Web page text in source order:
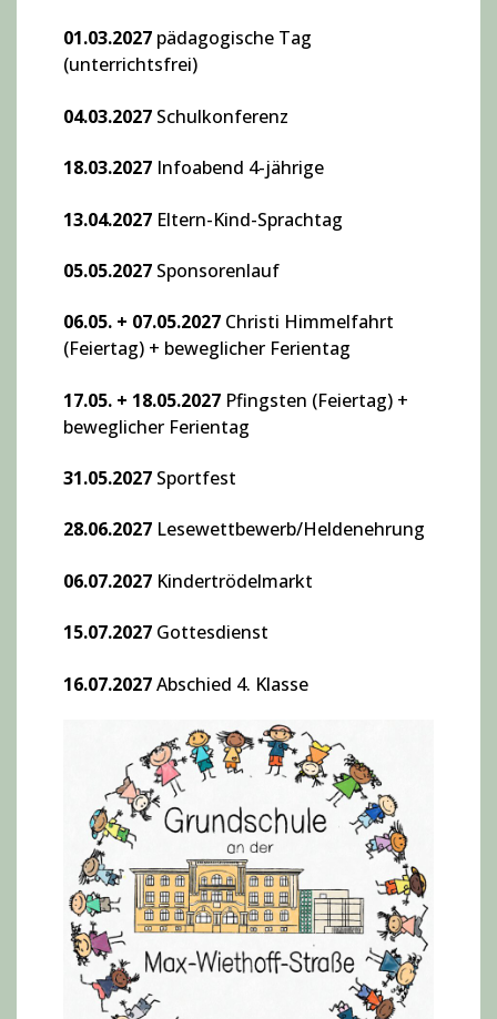
01.03.2027 pädagogische Tag
(unterrichtsfrei)
04.03.2027 Schulkonferenz
18.03.2027 Infoabend 4-jährige
13.04.2027 Eltern-Kind-Sprachtag
05.05.2027 Sponsorenlauf
06.05. + 07.05.2027 Christi Himmelfahrt
(Feiertag) + beweglicher Ferientag
17.05. + 18.05.2027 Pfingsten (Feiertag) +
beweglicher Ferientag
31.05.2027 Sportfest
28.06.2027 Lesewettbewerb/Heldenehrung
06.07.2027 Kindertrödelmarkt
15.07.2027 Gottesdienst
16.07.2027Abschied 4. Klasse